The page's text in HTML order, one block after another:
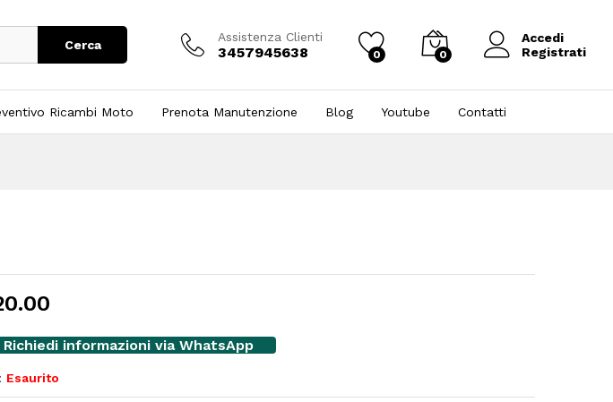
Cerca
Assistenza Clienti
3457945638 0 0
Accedi
Registrati
Ricambi Moto Prenota Manutenzione Blog Youtube Contatti
Richiedi informazioni via WhatsApp
Esaurito